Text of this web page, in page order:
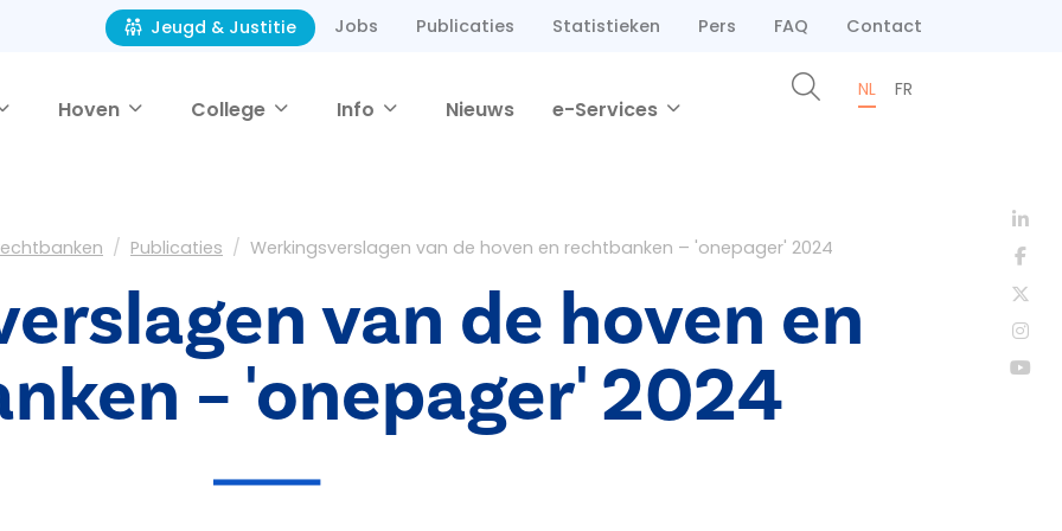
Jeugd & Justitie Jobs Publicaties Statistieken Pers FAQ Contact
Hoven College Info Nieuws e-Services
NL FR
Publicaties Werkingsverslagen van de hoven en rechtbanken – 'onepager' 2024
van de hoven en
– 'onepager' 2024